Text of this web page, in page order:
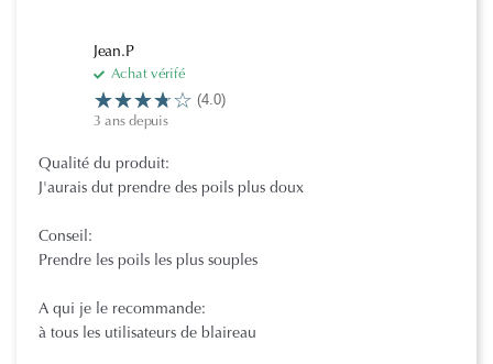
Jean.P
Achat vérifé
(4.0)
3 ans depuis
Qualité du produit:
J'aurais dut prendre des poils plus doux
Conseil:
Prendre les poils les plus souples
A qui je le recommande:
à tous les utilisateurs de blaireau